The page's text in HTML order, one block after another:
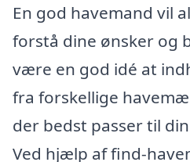
En god havemand vil
forstå dine ønsker og
være en god idé at
fra forskellige
der bedst passer til
Ved hjælp af find-